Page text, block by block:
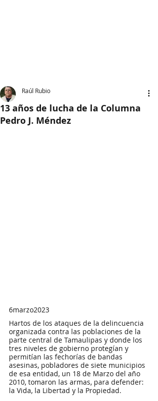
13 años de lucha de la Columna
Pedro J. Méndez
Raúl Rubio
6marzo2023
Hartos de los ataques de la delincuencia
organizada contra las poblaciones de la
parte central de Tamaulipas y donde los
tres niveles de gobierno protegían y
permitían las fechorías de bandas
asesinas, pobladores de siete municipios
de esa entidad, un 18 de Marzo del año
2010, tomaron las armas, para defender:
la Vida, la Libertad y la Propiedad.